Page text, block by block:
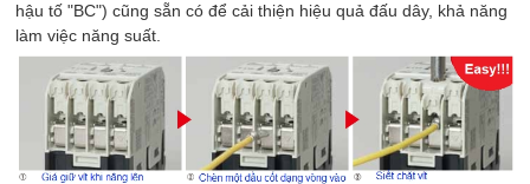
hậu tố "BC") cũng sẵn có để cải thiện hiệu quả đấu dây, khả năng
làm việc năng suất.